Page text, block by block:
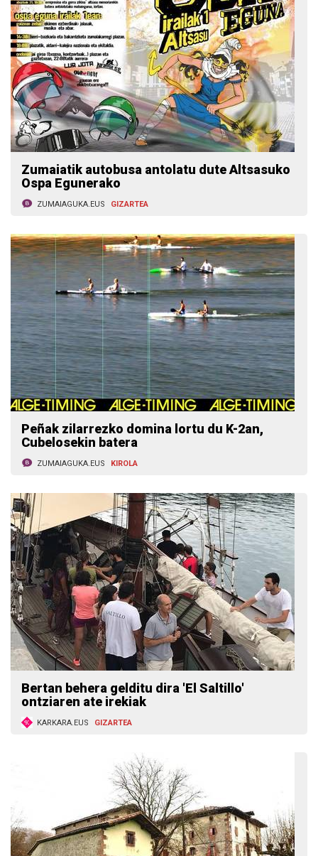
Zumaiatik autobusa antolatu dute Altsasuko
Ospa Egunerako
ZUMAIAGUKA.EUS GIZARTEA
Peñak zilarrezko domina lortu du K-2an,
Cubelosekin batera
ZUMAIAGUKA.EUS KIROLA
Bertan behera gelditu dira 'El Saltillo'
ontziaren ate irekiak
KARKARA.EUS GIZARTEA